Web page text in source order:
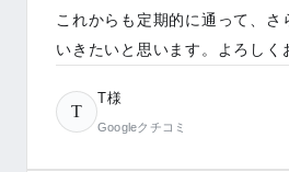
これからも定期的に通って、さ
いきたいと思います。よろしく
T
T様
Googleクチコミ